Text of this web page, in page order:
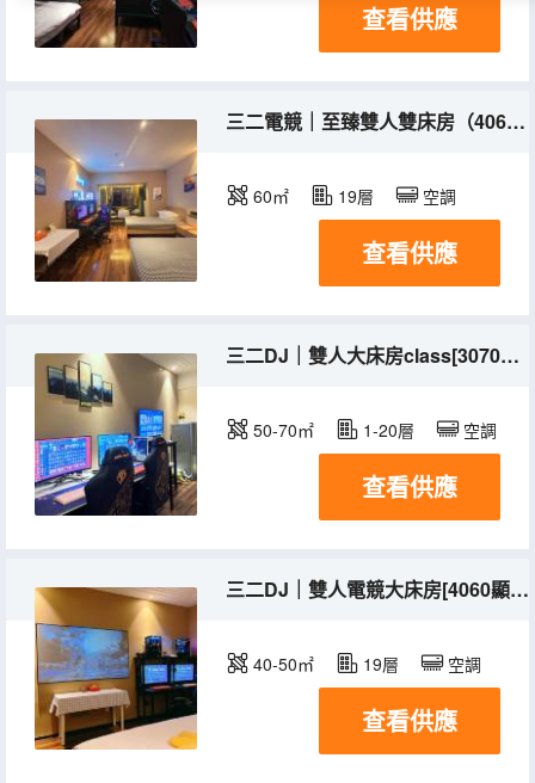
查看供應
三二電競｜至臻雙人雙床房（4060顯卡，泰坦32寸高刷顯示器，專業網咖系統）
60㎡ 19層 空調
查看供應
三二DJ｜雙人大床房class[3070顯卡+泰坦32寸高刷顯示器+專業網咖系統]
50-70㎡ 1-20層 空調
查看供應
三二DJ｜雙人電競大床房[4060顯卡+32寸144高刷顯示+網咖系統]
40-50㎡ 19層 空調
查看供應